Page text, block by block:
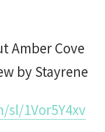
Amber Cove
by Stayrene
1Vor5Y4xv